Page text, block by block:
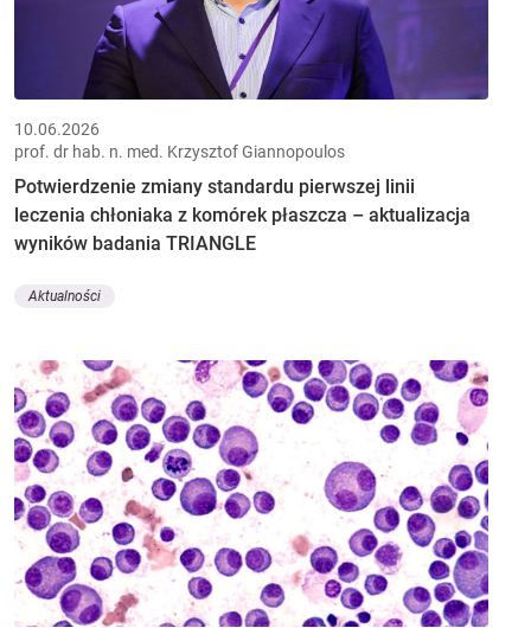
10.06.2026
prof. dr hab. n. med. Krzysztof Giannopoulos
Potwierdzenie zmiany standardu pierwszej linii
leczenia chłoniaka z komórek płaszcza – aktualizacja
wyników badania TRIANGLE
Aktualności